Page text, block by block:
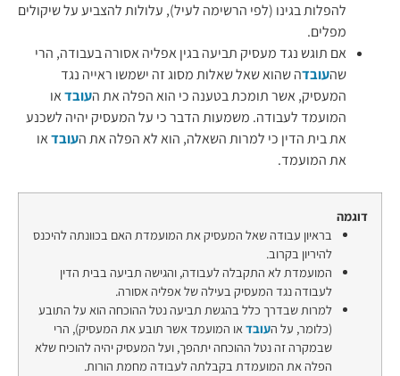
להפלות בגינו (לפי הרשימה לעיל), עלולות להצביע על שיקולים
מפלים.
אם תוגש נגד מעסיק תביעה בגין אפליה אסורה בעבודה, הרי
שהעובדה שהוא שאל שאלות מסוג זה ישמשו ראייה נגד
המעסיק, אשר תומכת בטענה כי הוא הפלה את העובדאו
המועמד לעבודה. משמעות הדבר כי על המעסיק יהיה לשכנע
את בית הדין כי למרות השאלה, הוא לא הפלה את העובדאו
את המועמד.
דוגמה
בראיון עבודה שאל המעסיק את המועמדת האם בכוונתה להיכנס
להיריון בקרוב.
המועמדת לא התקבלה לעבודה, והגישה תביעה בבית הדין
לעבודה נגד המעסיק בעילה של אפליה אסורה.
למרות שבדרך כלל בהגשת תביעה נטל ההוכחה הוא על התובע
(כלומר, על ה עובדאו המועמד אשר תובע את המעסיק), הרי
שבמקרה זה נטל ההוכחה יתהפך, ועל המעסיק יהיה להוכיח שלא
הפלה את המועמדת בקבלתה לעבודה מחמת הורות.